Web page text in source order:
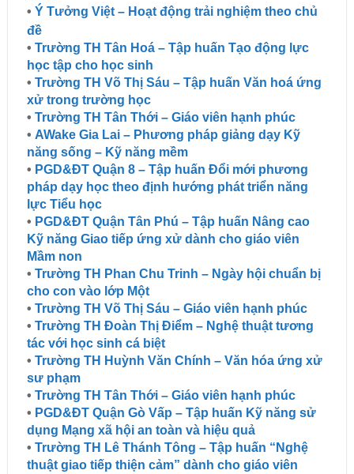
• Ý Tưởng Việt – Hoạt động trải nghiệm theo chủ
đề
• Trường TH Tân Hoá – Tập huấn Tạo động lực
học tập cho học sinh
• Trường TH Võ Thị Sáu – Tập huấn Văn hoá ứng
xử trong trường học
• Trường TH Tân Thới – Giáo viên hạnh phúc​
• AWake Gia Lai – Phương pháp giảng dạy Kỹ
năng sống – Kỹ năng mềm
• PGD&ĐT Quận 8 – Tập huấn Đổi mới phương
pháp dạy học theo định hướng phát triển năng
lực Tiểu học
• PGD&ĐT Quận Tân Phú – Tập huấn Nâng cao
Kỹ năng Giao tiếp ứng xử dành cho giáo viên
Mầm non
• Trường TH Phan Chu Trinh – Ngày hội chuẩn bị
cho con vào lớp Một
• Trường TH Võ Thị Sáu – Giáo viên hạnh phúc
• Trường TH Đoàn Thị Điểm – Nghệ thuật tương
tác với học sinh cá biệt
• Trường TH Huỳnh Văn Chính – Văn hóa ứng xử
sư phạm
• Trường TH Tân Thới – Giáo viên hạnh phúc
• PGD&ĐT Quận Gò Vấp – Tập huấn Kỹ năng sử
dụng Mạng xã hội an toàn và hiệu quả
• Trường TH Lê Thánh Tông – Tập huấn “Nghệ
thuật giao tiếp thiện cảm” dành cho giáo viên